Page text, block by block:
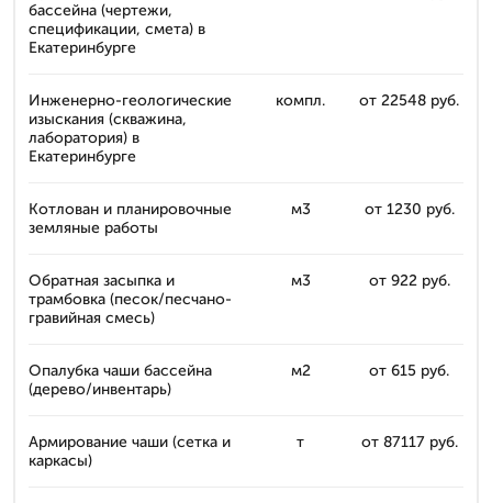
бассейна (чертежи,
спецификации, смета) в
Екатеринбурге
Инженерно-геологические
изыскания (скважина,
лаборатория) в
Екатеринбурге
компл. от 22548 руб.
Котлован и планировочные
земляные работы
м3 от 1230 руб.
Обратная засыпка и
трамбовка (песок/песчано-
гравийная смесь)
м3 от 922 руб.
Опалубка чаши бассейна
(дерево/инвентарь)
м2 от 615 руб.
Армирование чаши (сеткa и
каркасы)
т от 87117 руб.